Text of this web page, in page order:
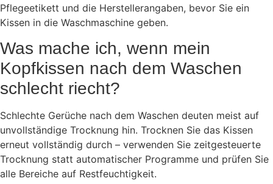
Pflegeetikett und die Herstellerangaben, bevor Sie ein
Kissen in die Waschmaschine geben.
Was mache ich, wenn mein
Kopfkissen nach dem Waschen
schlecht riecht?
Schlechte Gerüche nach dem Waschen deuten meist auf
unvollständige Trocknung hin. Trocknen Sie das Kissen
erneut vollständig durch – verwenden Sie zeitgesteuerte
Trocknung statt automatischer Programme und prüfen Sie
alle Bereiche auf Restfeuchtigkeit.